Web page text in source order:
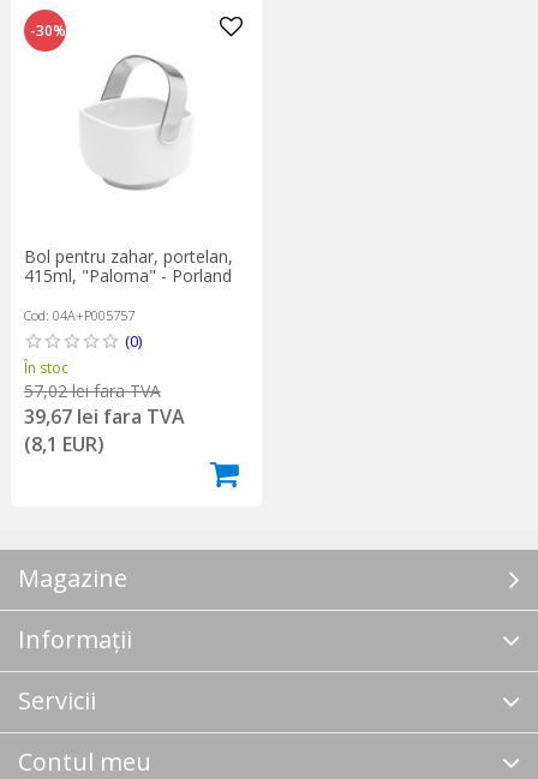
-30%
Bol pentru zahar, portelan,
415ml, "Paloma" - Porland
Cod: 04A+P005757
(0)
În stoc
57,02 lei fara TVA
39,67 lei fara TVA
(8,1 EUR)
Magazine
Informații
Servicii
Contul meu